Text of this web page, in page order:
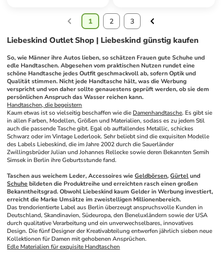
1 2 3
Liebeskind Outlet Shop | Liebeskind günstig kaufen
So, wie Männer ihre Autos lieben, so schätzen Frauen gute Schuhe und
edle Handtaschen. Abgesehen vom praktischen Nutzen rundet eine
schöne Handtasche jedes Outfit geschmackvoll ab, sofern Optik und
Qualität stimmen. Nicht jede Handtasche hält, was die Werbung
verspricht und von daher sollte genauestens geprüft werden, ob sie dem
persönlichen Anspruch das Wasser reichen kann.
Handtaschen, die begeistern
Kaum etwas ist so vielseitig beschaffen wie die Damenhandtasche. Es gibt sie
in allen Farben, Modellen, Größen und Materialien, sodass es zu jedem Stil
auch die passende Tasche gibt. Egal ob auffallendes Metallic, schickes
Schwarz oder im Vintage Lederlook. Sehr beliebt sind die exquisiten Modelle
des Labels Liebeskind, die im Jahre 2002 durch die Sauerländer
Zwillingsbrüder Julian und Johannes Rellecke sowie deren Bekannten Semih
Simsek in Berlin ihre Geburtsstunde fand.
Taschen aus weichem Leder, Accessoires wie Geldbörsen, Gürtel
Schuhe bildeten die Produktreihe und erreichten rasch einen großen
Bekanntheitsgrad. Obwohl Liebeskind kaum Gelder in Werbung investiert,
erreicht die Marke Umsätze im zweistelligen Millionenbereich.
Das trendorientierte Label aus Berlin überzeugt anspruchsvolle Kunden in
Deutschland, Skandinavien, Südeuropa, den Beneluxländern sowie der USA
durch qualitative Verarbeitung und ein unverwechselbares, innovatives
Design. Die fünf Designer der Kreativabteilung entwerfen jährlich sieben neue
Kollektionen für Damen mit gehobenen Ansprüchen.
Edle Materialien für exquisite Handtaschen